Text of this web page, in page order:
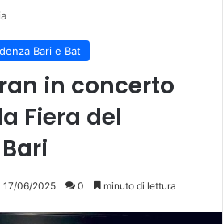
Bari e Bat
in concerto
Fiera del
17/06/2025 0 minuto di lettura